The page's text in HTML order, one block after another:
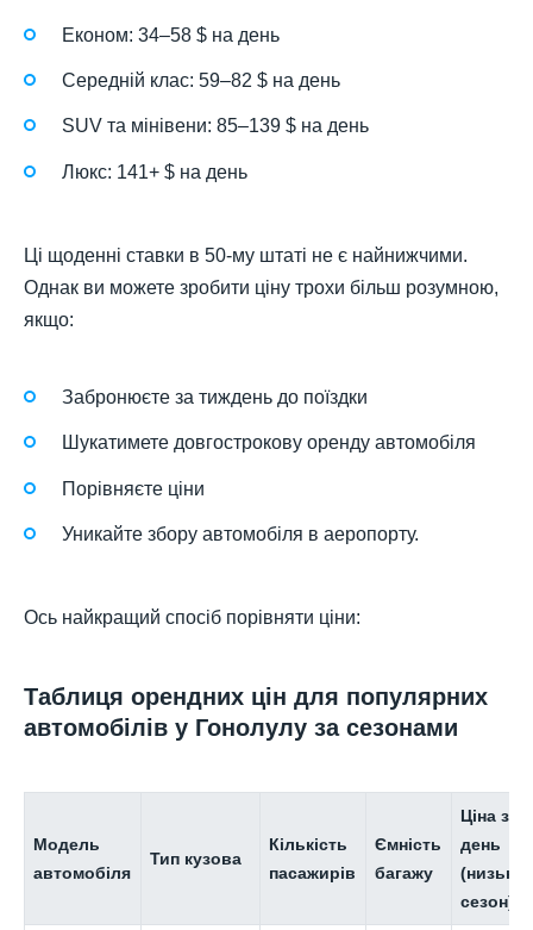
Економ: 34–58 $ на день
Середній клас: 59–82 $ на день
SUV та мінівени: 85–139 $ на день
Люкс: 141+ $ на день
Ці щоденні ставки в 50-му штаті не є найнижчими.
Однак ви можете зробити ціну трохи більш розумною,
якщо:
Забронюєте за тиждень до поїздки
Шукатимете довгострокову оренду автомобіля
Порівняєте ціни
Уникайте збору автомобіля в аеропорту.
Ось найкращий спосіб порівняти ціни:
Таблиця орендних цін для популярних
автомобілів у Гонолулу за сезонами
Модель
автомобіля
Тип кузова
Кількість
пасажирів
Ємність
багажу
Ціна за
день
сезон)